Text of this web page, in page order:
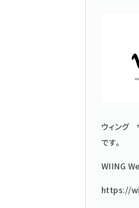
ウィング
です。
WIING
https://